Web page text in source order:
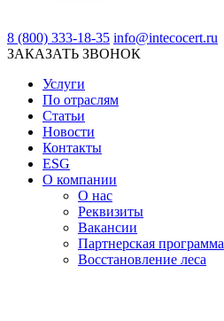
8 (800) 333-18-35 info@intecocert.ru
ЗАКАЗАТЬ ЗВОНОК
Услуги
По отраслям
Статьи
Новости
Контакты
ESG
О компании
О нас
Реквизиты
Вакансии
Партнерская программа
Восстановление леса